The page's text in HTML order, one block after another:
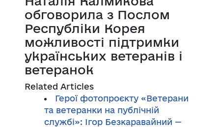
обговорила з Послом
Республіки Корея
можливості підтримки
українських ветеранів і
ветеранок
Related Articles
Герої фотопроєкту «Ветерани
та ветеранки на публічній
службі»: Ігор Безкаравайний —